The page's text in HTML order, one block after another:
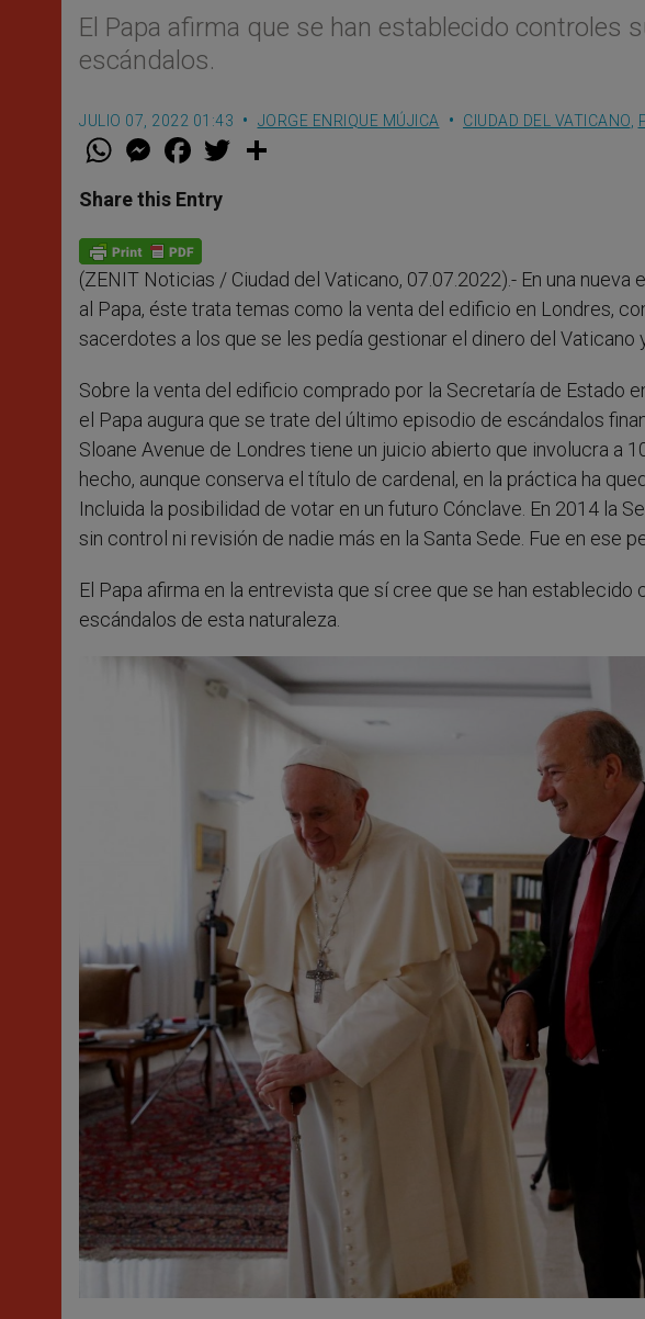
El Papa afirma que se han establecido controles
escándalos.
JULIO 07, 2022 01:43 JORGE ENRIQUE MÚJICA CIUDAD DEL VATICANO
W
t
s
p
p
M
e
s
e
g
e
r
F
a
e
b
o
k
w
Share this Entry
(ZENIT Noticias / Ciudad del Vaticano, 07.07.2022).- En una
al Papa, éste trata temas como la venta del edificio en Londres,
sacerdotes a los que se les pedía gestionar el dinero del Vaticano
Sobre la venta del edificio comprado por la Secretaría de Estado
el Papa augura que se trate del último episodio de escándalos
Sloane Avenue de Londres tiene un juicio abierto que involucra a
hecho, aunque conserva el título de cardenal, en la práctica ha
Incluida la posibilidad de votar en un futuro Cónclave. En 2014 la
sin control ni revisión de nadie más en la Santa Sede. Fue en ese
El Papa afirma en la entrevista que sí cree que se han
escándalos de esta naturaleza.